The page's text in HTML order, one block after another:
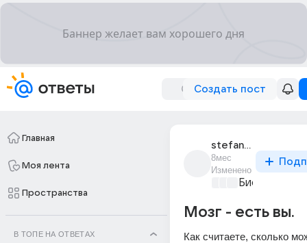
Создать пост
Главная
Моя лента
Пространства
В ТОПЕ НА ОТВЕТАХ
stefan_ss
8мес
Изменено
Биология
Мозг - есть вы.
Как считаете, сколько